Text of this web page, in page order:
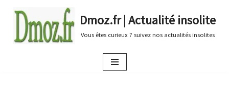
au
Dmoz.fr | Actualité insolite
Vous êtes curieux ? suivez nos actualités insolites